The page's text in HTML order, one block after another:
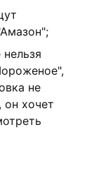
не
он хочет